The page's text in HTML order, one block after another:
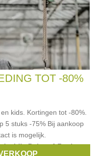
TOT -80%
kids. Kortingen tot -80%.
5 stuks -75% Bij aankoop
is mogelijk.
,Lily Balou,4 Funky